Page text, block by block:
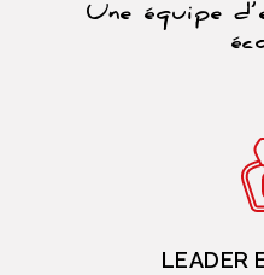
Une équipe
LEADER